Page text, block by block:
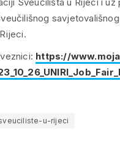
https://
u-rijeci